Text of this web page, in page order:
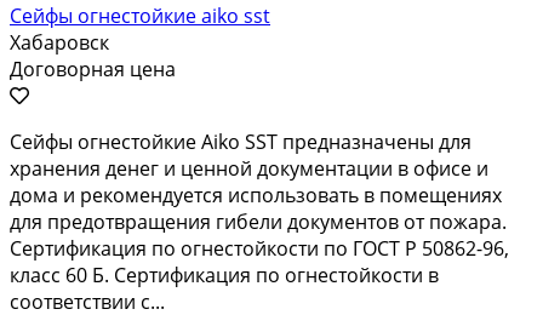
Сейфы огнестойкие aiko sst
Хабаровск
Договорная цена
Сейфы огнестойкие Aiko SST предназначены для
хранения денег и ценной документации в офисе и
дома и рекомендуется использовать в помещениях
для предотвращения гибели документов от пожара.
Сертификация по огнестойкости по ГОСТ Р 50862-96,
класс 60 Б. Сертификация по огнестойкости в
соответствии с...